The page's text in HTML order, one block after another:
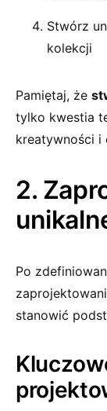
Stwórz
kolekcji
Pamiętaj, że
tylko kwestia
kreatywności i
2.
Po
stanowić